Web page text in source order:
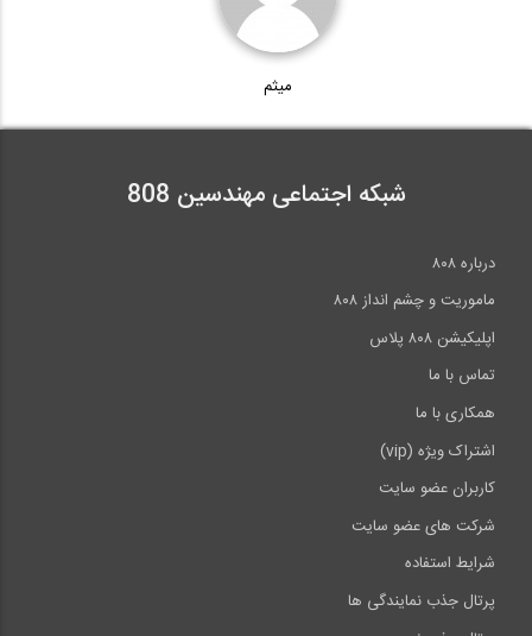
میثم
شبکه اجتماعی مهندسین 808
درباره ۸۰۸
ماموریت و چشم انداز ۸۰۸
اپلیکیشن ۸۰۸ پلاس
تماس با ما
همکاری با ما
اشتراک ویژه (vip)
کاربران عضو سایت
شرکت های عضو سایت
شرایط استفاده
پرتال جذب نمایندگی ها